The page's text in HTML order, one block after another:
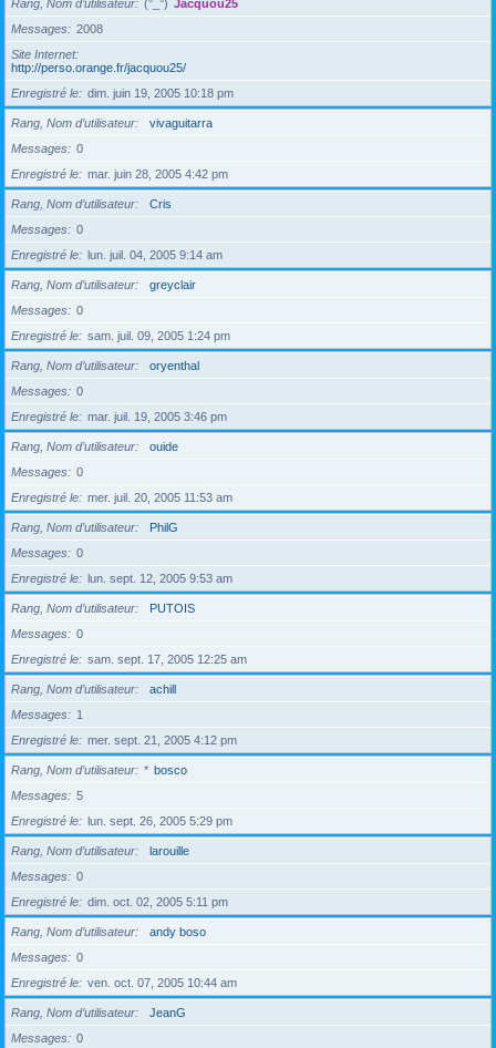
Rang, Nom d’utilisateur (°_°) Jacquou25
Messages
2008
Site Internet
http://perso.orange.fr/jacquou25/
Enregistré le
dim. juin 19, 2005 10:18 pm
Rang, Nom d’utilisateur
vivaguitarra
Messages
0
Enregistré le
mar. juin 28, 2005 4:42 pm
Rang, Nom d’utilisateur
Cris
Messages
0
Enregistré le
lun. juil. 04, 2005 9:14 am
Rang, Nom d’utilisateur
greyclair
Messages
0
Enregistré le
sam. juil. 09, 2005 1:24 pm
Rang, Nom d’utilisateur
oryenthal
Messages
0
Enregistré le
mar. juil. 19, 2005 3:46 pm
Rang, Nom d’utilisateur
ouide
Messages
0
Enregistré le
mer. juil. 20, 2005 11:53 am
Rang, Nom d’utilisateur
PhilG
Messages
0
Enregistré le
lun. sept. 12, 2005 9:53 am
Rang, Nom d’utilisateur
PUTOIS
Messages
0
Enregistré le
sam. sept. 17, 2005 12:25 am
Rang, Nom d’utilisateur
achill
Messages
1
Enregistré le
mer. sept. 21, 2005 4:12 pm
Rang, Nom d’utilisateur * bosco
Messages
5
Enregistré le
lun. sept. 26, 2005 5:29 pm
Rang, Nom d’utilisateur
larouille
Messages
0
Enregistré le
dim. oct. 02, 2005 5:11 pm
Rang, Nom d’utilisateur
andy boso
Messages
0
Enregistré le
ven. oct. 07, 2005 10:44 am
Rang, Nom d’utilisateur
JeanG
Messages
0